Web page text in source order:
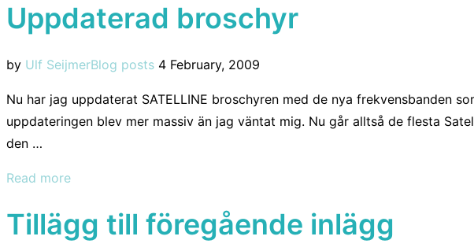
Uppdaterad broschyr
by Ulf SeijmerBlog postsPosted
4 February, 2009
Nu har jag uppdaterat SATELLINE broschyren med de nya frekvensbanden
uppdateringen blev mer massiv än jag väntat mig. Nu går alltså de flesta
den …
Read more“Uppdaterad
Tillägg till föregående inlägg